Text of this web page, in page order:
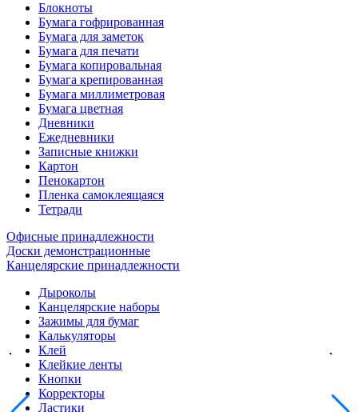
Блокноты
Бумага гофрированная
Бумага для заметок
Бумага для печати
Бумага копировальная
Бумага крепированная
Бумага миллиметровая
Бумага цветная
Дневники
Ежедневники
Записные книжки
Картон
Пенокартон
Пленка самоклеящаяся
Тетради
Офисные принадлежности
Доски демонстрационные
Канцелярские принадлежности
Дыроколы
Канцелярские наборы
Зажимы для бумаг
Калькуляторы
Клей
Клейкие ленты
Кнопки
Корректоры
Ластики